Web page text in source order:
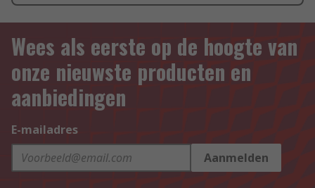
Wees als eerste op de hoogte van
onze nieuwste producten en
aanbiedingen
E-mailadres
Aanmelden